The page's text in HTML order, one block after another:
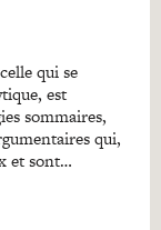
qui se
est
sommaires,
qui,
et sont…